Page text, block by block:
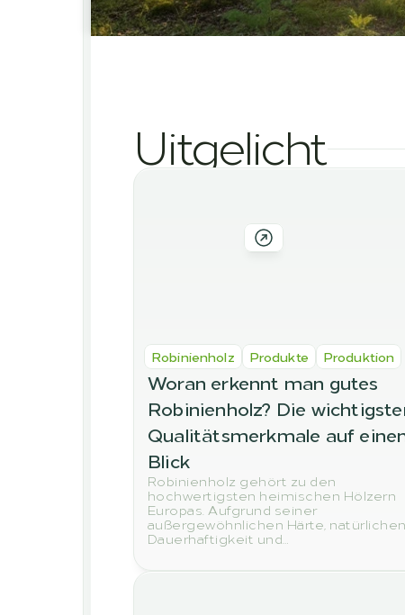
Uitgelicht
Robinienholz Produkte Produktion
Woran erkennt man gutes
Robinienholz? Die
Qualitätsmerkmale auf
Blick
Robinienholz gehört zu den
hochwertigsten heimischen Hölzern
Europas. Aufgrund seiner
außergewöhnlichen Härte, natürlichen
Dauerhaftigkeit und
Witterungsbeständigkeit wird es